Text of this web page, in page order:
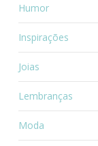
Humor
Inspirações
Joias
Lembranças
Moda